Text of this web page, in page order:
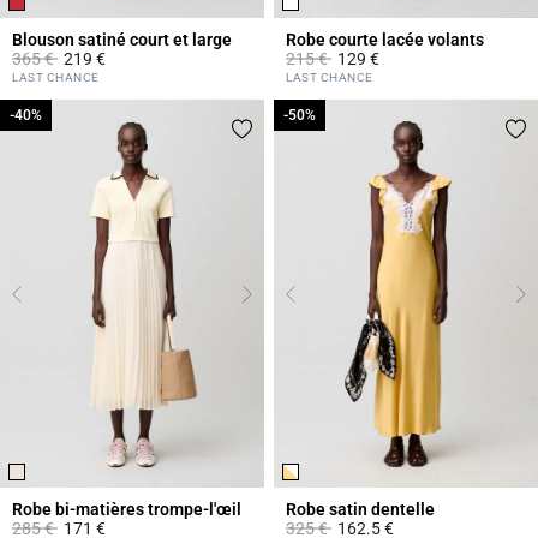
Blouson satiné court et large
Prix réduit à partir de
365 €à219 €
4,7 out of 5 Customer Rating
LAST CHANCE
Robe courte lacée volants
Prix réduit à partir de
215 €à129 €
4,6 out of 5 Customer Rating
LAST CHANCE
Robe bi-matières trompe-l'œil
Prix réduit à partir de
285 €à
-40%
171 €
-40%
Robe satin dentelle
Prix réduit à partir de
325 €à
-50%
162.5 €
-50%